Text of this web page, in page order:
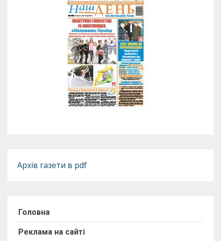
Архів газети в pdf
Головна
Реклама на сайті